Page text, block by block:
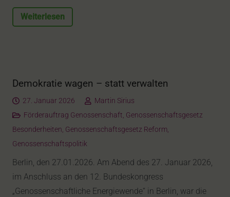
Weiterlesen
Demokratie wagen – statt verwalten
27. Januar 2026
Martin Sirius
Förderauftrag Genossenschaft, Genossenschaftsgesetz
Besonderheiten, Genossenschaftsgesetz Reform,
Genossenschaftspolitik
Berlin, den 27.01.2026. Am Abend des 27. Januar 2026,
im Anschluss an den 12. Bundeskongress
„Genossenschaftliche Energiewende“ in Berlin, war die